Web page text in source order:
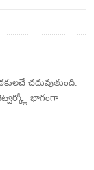
చదువుతుంది.
భాగంగా